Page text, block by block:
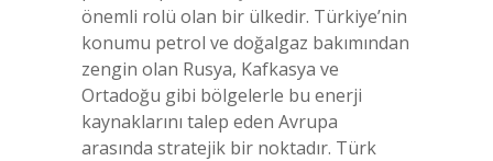
önemli rolü olan bir ülkedir. Türkiye’nin
konumu petrol ve doğalgaz bakımından
zengin olan Rusya, Kafkasya ve
Ortadoğu gibi bölgelerle bu enerji
kaynaklarını talep eden Avrupa
arasında stratejik bir noktadır. Türk